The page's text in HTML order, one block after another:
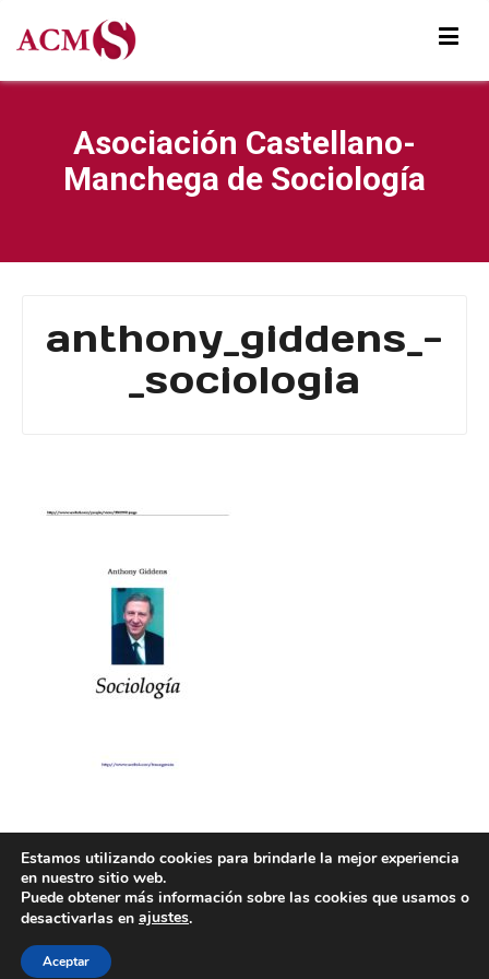
Asociación Castellano-
Manchega de Sociología
anthony_giddens_-
_sociologia
POLÍTICA DE COOKIES POLÍTICA DE PRIVACIDAD
© 2026 ACMS.
Estamos utilizando cookies para brindarle la mejor experiencia
en nuestro sitio web.
Puede obtener más información sobre las cookies que usamos o
desactivarlas en ajustes.
Aceptar